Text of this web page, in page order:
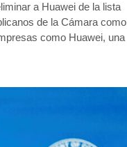
a Huawei de la lista
de la Cámara como
como Huawei, una